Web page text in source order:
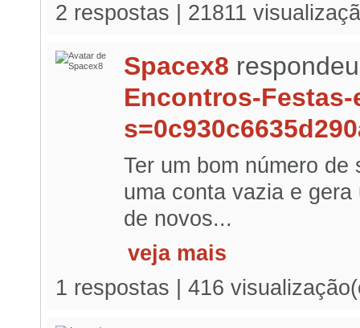
2 respostas | 21811
Spacex8
Encontros-Festas-
Ter um bom número
uma conta vazia e
de novos...
veja mais
1 respostas | 416